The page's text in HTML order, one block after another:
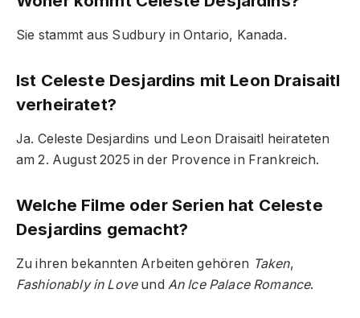
Sie stammt aus Sudbury in Ontario, Kanada.
Ist Celeste Desjardins mit Leon Draisaitl
verheiratet?
Ja. Celeste Desjardins und Leon Draisaitl heirateten
am 2. August 2025 in der Provence in Frankreich.
Welche Filme oder Serien hat Celeste
Desjardins gemacht?
Zu ihren bekannten Arbeiten gehören Taken,
Fashionably in Loveund An Ice Palace Romance.